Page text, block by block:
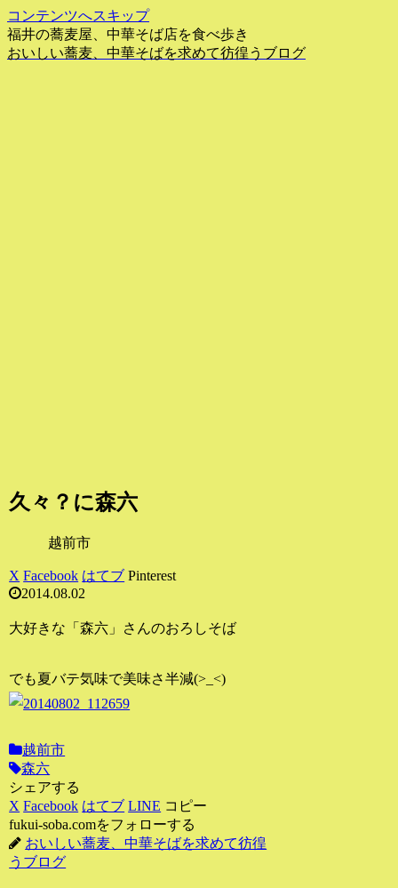
コンテンツへスキップ
福井の蕎麦屋、中華そば店を食べ歩き
おいしい蕎麦、中華そばを求めて彷徨うブログ
久々？に森六
越前市
X Facebook はてブ Pinterest
2014.08.02
大好きな「森六」さんのおろしそば
でも夏バテ気味で美味さ半減(>_<)
越前市
森六
シェアする
X Facebook はてブ LINE コピー
fukui-soba.comをフォローする
おいしい蕎麦、中華そばを求めて彷徨
うブログ